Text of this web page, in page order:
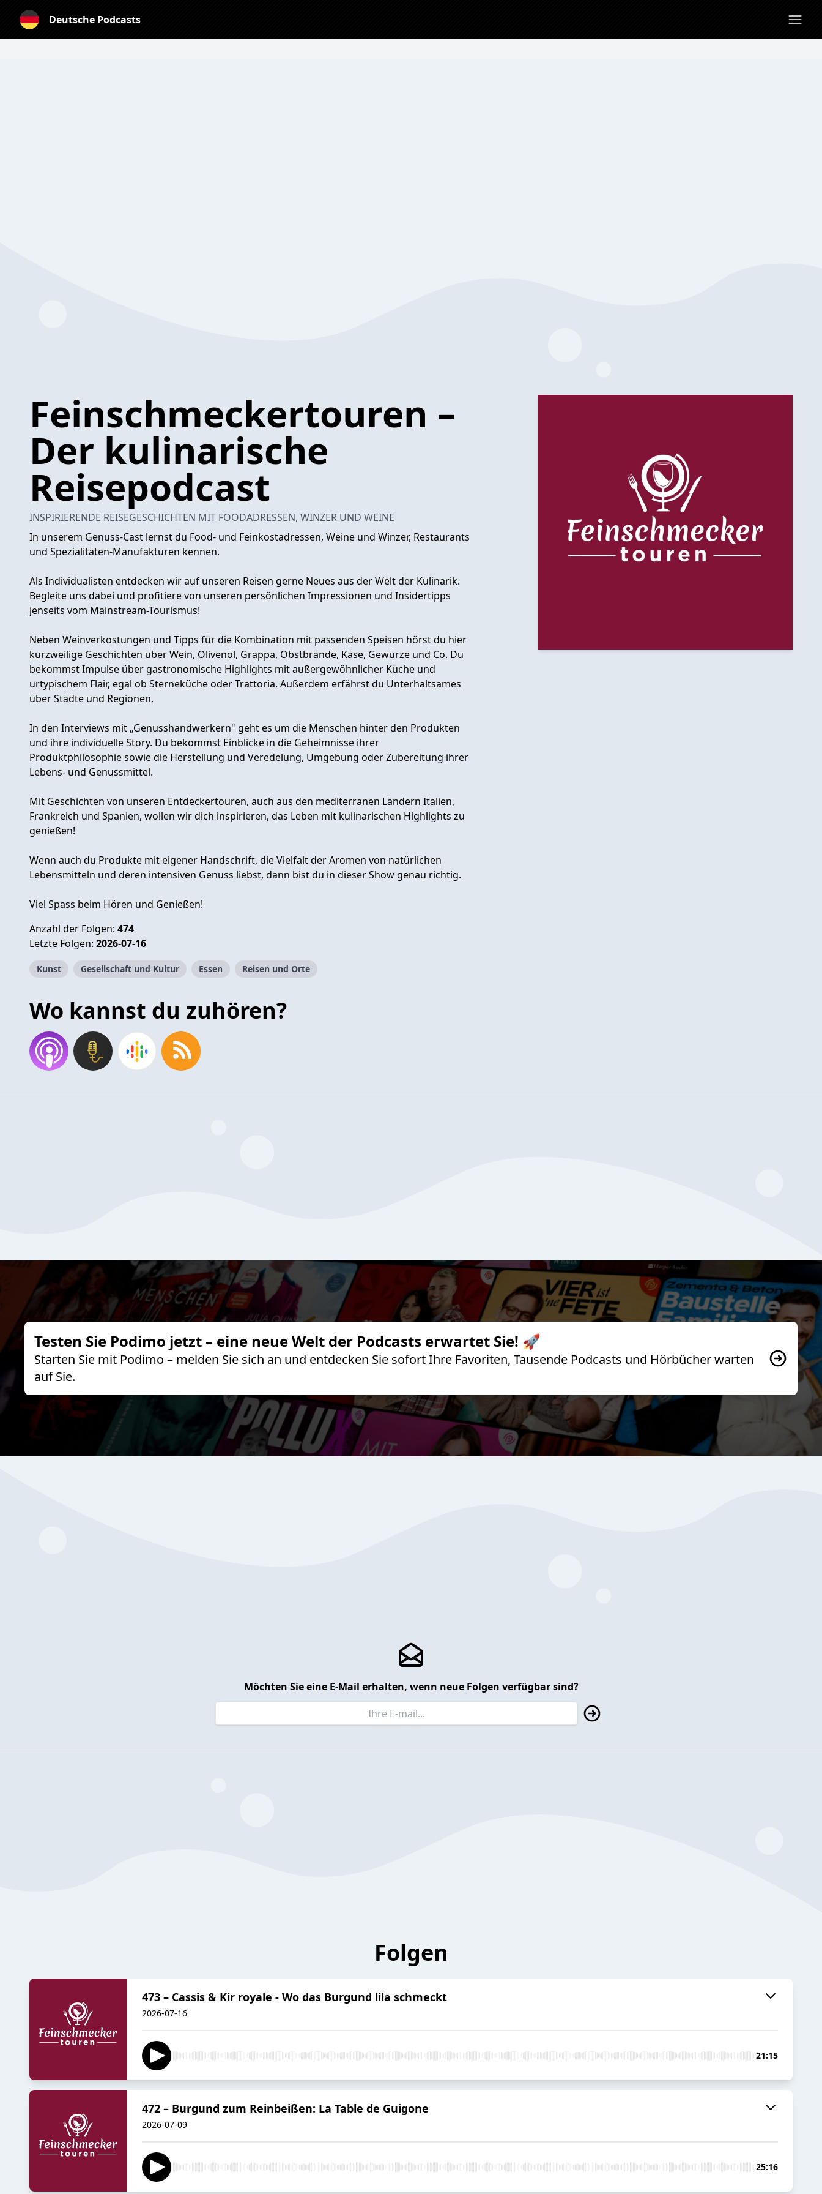
Deutsche Podcasts
Feinschmeckertouren –
Der kulinarische
Reisepodcast
INSPIRIERENDE REISEGESCHICHTEN MIT FOODADRESSEN, WINZER UND WEINE
In unserem Genuss-Cast lernst du Food- und Feinkostadressen, Weine und Winzer, Restaurants
und Spezialitäten-Manufakturen kennen.
Als Individualisten entdecken wir auf unseren Reisen gerne Neues aus der Welt der Kulinarik.
Begleite uns dabei und profitiere von unseren persönlichen Impressionen und Insidertipps
jenseits vom Mainstream-Tourismus!
Neben Weinverkostungen und Tipps für die Kombination mit passenden Speisen hörst du hier
kurzweilige Geschichten über Wein, Olivenöl, Grappa, Obstbrände, Käse, Gewürze und Co. Du
bekommst Impulse über gastronomische Highlights mit außergewöhnlicher Küche und
urtypischem Flair, egal ob Sterneküche oder Trattoria. Außerdem erfährst du Unterhaltsames
über Städte und Regionen.
In den Interviews mit „Genusshandwerkern" geht es um die Menschen hinter den Produkten
und ihre individuelle Story. Du bekommst Einblicke in die Geheimnisse ihrer
Produktphilosophie sowie die Herstellung und Veredelung, Umgebung oder Zubereitung ihrer
Lebens- und Genussmittel.
Mit Geschichten von unseren Entdeckertouren, auch aus den mediterranen Ländern Italien,
Frankreich und Spanien, wollen wir dich inspirieren, das Leben mit kulinarischen Highlights zu
genießen!
Wenn auch du Produkte mit eigener Handschrift, die Vielfalt der Aromen von natürlichen
Lebensmitteln und deren intensiven Genuss liebst, dann bist du in dieser Show genau richtig.
Viel Spass beim Hören und Genießen!
Anzahl der Folgen: 474
Letzte Folgen: 2026-07-16
Kunst Gesellschaft und Kultur Essen Reisen und Orte
Wo kannst du zuhören?
Testen Sie Podimo jetzt – eine neue Welt der Podcasts erwartet Sie! 🚀
Starten Sie mit Podimo – melden Sie sich an und entdecken Sie sofort Ihre Favoriten, Tausende Podcasts und Hörbücher warten
auf Sie.
Möchten Sie eine E-Mail erhalten, wenn neue Folgen verfügbar sind?
Folgen
473 – Cassis & Kir royale - Wo das Burgund lila schmeckt
2026-07-16
21:15
472 – Burgund zum Reinbeißen: La Table de Guigone
2026-07-09
25:16